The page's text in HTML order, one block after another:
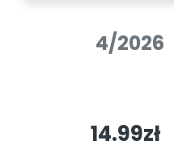
4/2026
14.99zł